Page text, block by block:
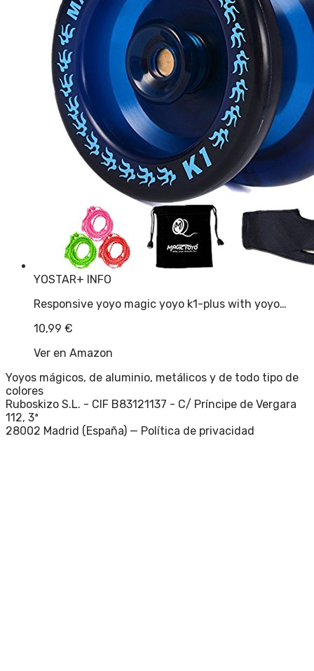
YOSTAR+ INFO
Responsive yoyo magic yoyo k1-plus with yoyo…
10,99 €
Ver en Amazon
Yoyos mágicos, de aluminio, metálicos y de todo tipo de
colores
Ruboskizo S.L. - CIF B83121137 - C/ Príncipe de Vergara
112, 3ª
28002 Madrid (España) — Política de privacidad